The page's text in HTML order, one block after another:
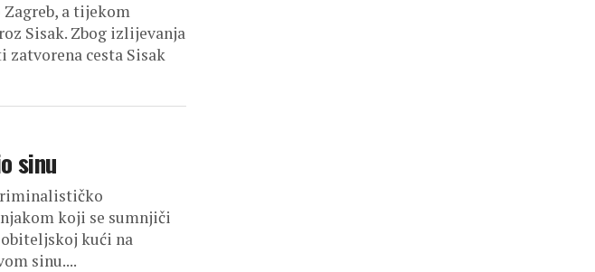
Zagreb, a tijekom
Sisak. Zbog izlijevanja
zatvorena cesta Sisak
sinu
koji se sumnjiči
obiteljskoj kući na
sinu....